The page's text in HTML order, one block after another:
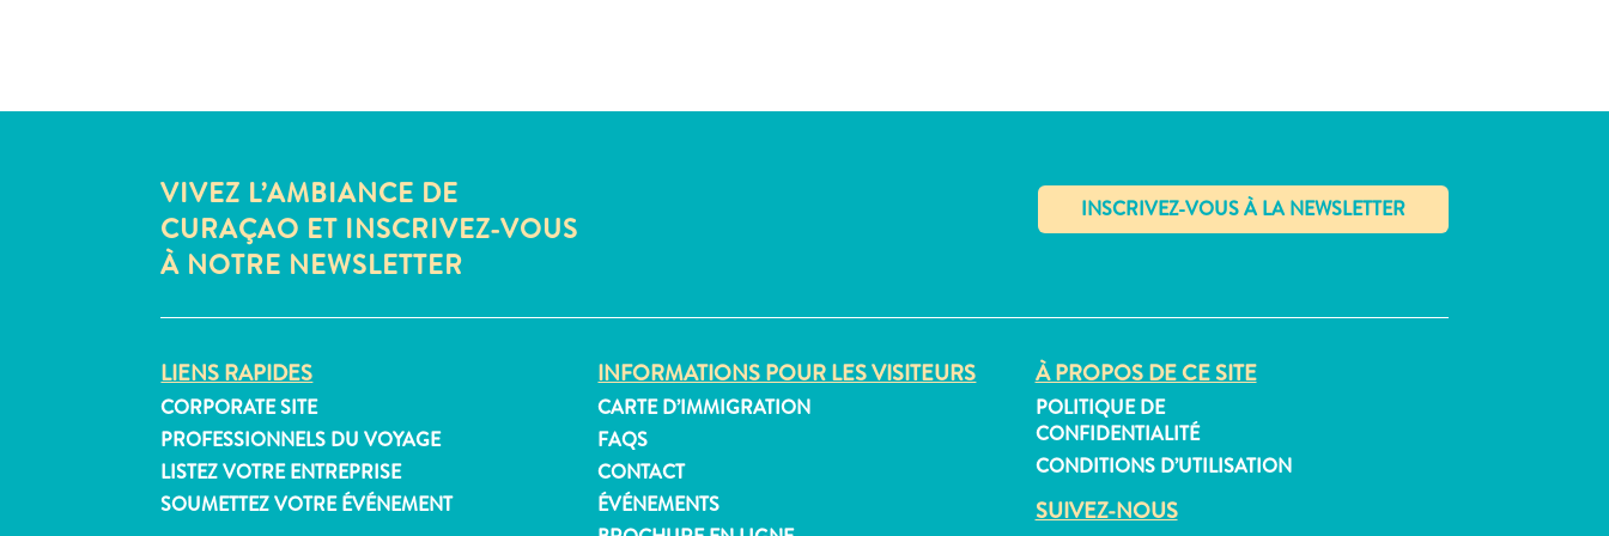
VIVEZ L’AMBIANCE DE
CURAÇAO ET INSCRIVEZ-VOUS
À NOTRE NEWSLETTER
✕
LIENS RAPIDES
CORPORATE SITE
PROFESSIONNELS DU VOYAGE
LISTEZ VOTRE ENTREPRISE
SOUMETTEZ VOTRE ÉVÉNEMENT
INFORMATIONS POUR LES VISITEURS
CARTE D’IMMIGRATION
FAQS
CONTACT
ÉVÉNEMENTS
À PROPOS DE CE SITE
POLITIQUE DE
CONFIDENTIALITÉ
CONDITIONS D’UTILISATION
SUIVEZ-NOUS